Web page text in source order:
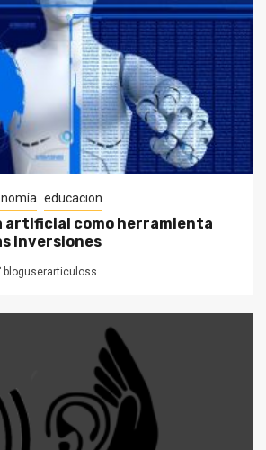
educacion
artificial como herramienta
inversiones
bloguserarticuloss